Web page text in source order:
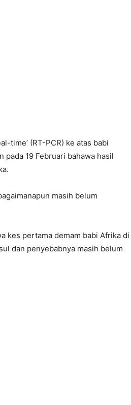
time’ (RT-PCR) ke atas babi
pada 19 Februari bahawa hasil
masih belum
kes pertama demam babi Afrika di
dan penyebabnya masih belum